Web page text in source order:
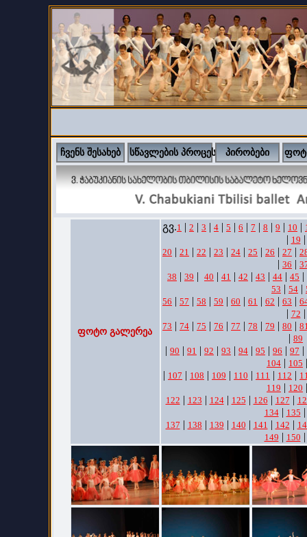
ჩვენს შესახებ სწავლების პროცესი პირობები
ფოტო გალერეა
გვ.1 | 2 | 3 | 4 | 5 | 6 | 7 | 8 | 9 | 10 |
| 19 |
20 | 21 | 22 | 23 | 24 | 25 | 26 | 27 |
| 36 |
38 | 39 | 40 | 41 | 42 | 43 | 44 | 45 |
53 | 54 |
56 | 57 | 58 | 59 | 60 | 61 | 62 | 63 |
| 72 |
73 | 74 | 75 | 76 | 77 | 78 | 79 | 80 |
| 89
| 90 | 91 | 92 | 93 | 94 | 95 | 96 | 97 |
104 | 105
| 107 | 108 | 109 | 110 | 111 | 112 |
119 | 120
122 | 123 | 124| 125 | 126 | 127 |
134| 135
137 | 138 | 139 | 140 | 141 | 142 |
149 | 150